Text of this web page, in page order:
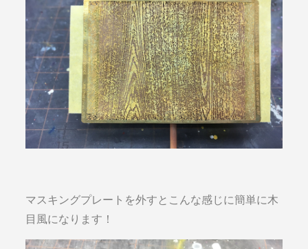
マスキングプレートを外すとこんな感じに簡単に木
目風になります！